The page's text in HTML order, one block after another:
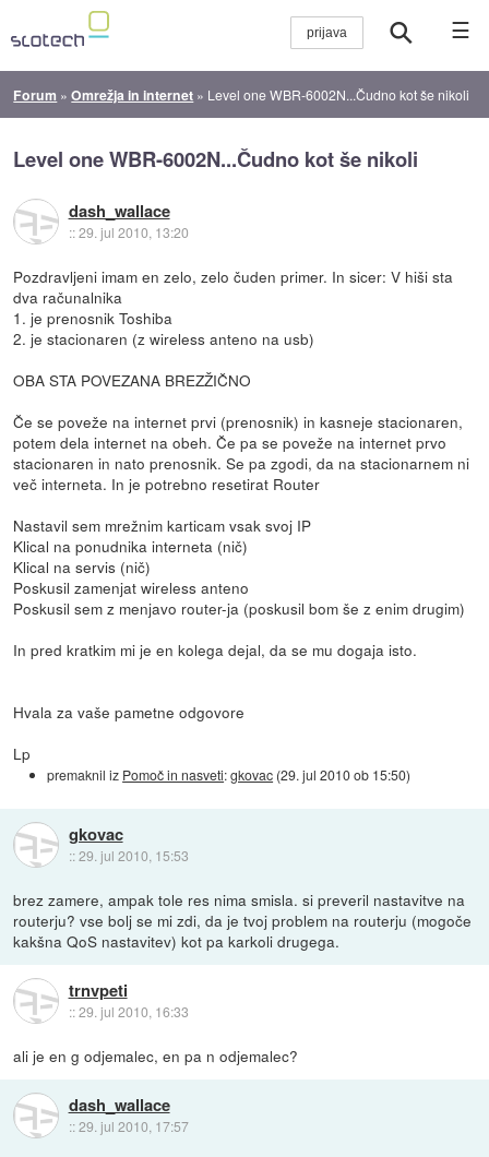
☰
Forum »Omrežja in internet » Level one WBR-6002N...Čudno kot še nikoli
Level one WBR-6002N...Čudno kot še nikoli
dash_wallace
::29. jul 2010, 13:20
Pozdravljeni imam en zelo, zelo čuden primer. In sicer: V hiši sta
dva računalnika
1. je prenosnik Toshiba
2. je stacionaren (z wireless anteno na usb)
OBA STA POVEZANA BREZŽIČNO
Če se poveže na internet prvi (prenosnik) in kasneje stacionaren,
potem dela internet na obeh. Če pa se poveže na internet prvo
stacionaren in nato prenosnik. Se pa zgodi, da na stacionarnem ni
več interneta. In je potrebno resetirat Router
Nastavil sem mrežnim karticam vsak svoj IP
Klical na ponudnika interneta (nič)
Klical na servis (nič)
Poskusil zamenjat wireless anteno
Poskusil sem z menjavo router-ja (poskusil bom še z enim drugim)
In pred kratkim mi je en kolega dejal, da se mu dogaja isto.
Hvala za vaše pametne odgovore
Lp
premaknil iz Pomoč in nasveti:gkovac (29. jul 2010 ob 15:50)
gkovac
::29. jul 2010, 15:53
brez zamere, ampak tole res nima smisla. si preveril nastavitve na
routerju? vse bolj se mi zdi, da je tvoj problem na routerju (mogoče
kakšna QoS nastavitev) kot pa karkoli drugega.
trnvpeti
::29. jul 2010, 16:33
ali je en g odjemalec, en pa n odjemalec?
dash_wallace
::29. jul 2010, 17:57